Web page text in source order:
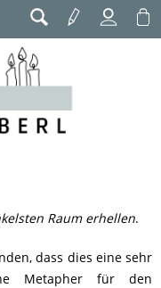
Raum erhellen.
dass dies eine sehr
Metapher für den